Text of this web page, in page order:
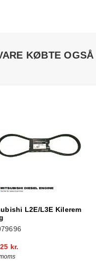
KØBTE OGSÅ
L2E/L3E Kilerem
kr.